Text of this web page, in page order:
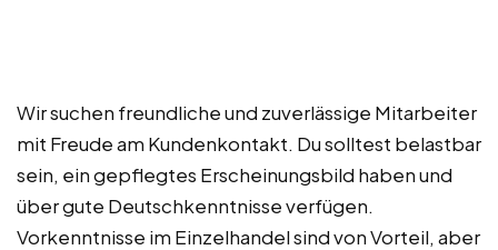
Wir suchen freundliche und zuverlässige Mitarbeiter
mit Freude am Kundenkontakt. Du solltest belastbar
sein, ein gepflegtes Erscheinungsbild haben und
über gute Deutschkenntnisse verfügen.
Vorkenntnisse im Einzelhandel sind von Vorteil, aber